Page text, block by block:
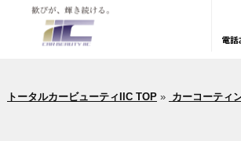
トータルカービューティIIC TOP» カーコーティ